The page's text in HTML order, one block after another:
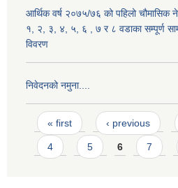
आर्थिक वर्ष २०७५/७६ को पहिलो चौमासिक
१, २, ३, ४, ५, ६ , ७ र ८ वडाका सम्पूर्ण
विवरण
निवेदनको नमुना....
Pages
« first ‹ previous
4 5 6 7